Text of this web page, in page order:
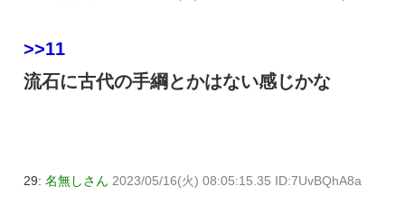
>>11
流石に古代の手綱とかはない感じかな
29: 名無しさん 2023/05/16(火) 08:05:15.35 ID:7UvBQhA8a